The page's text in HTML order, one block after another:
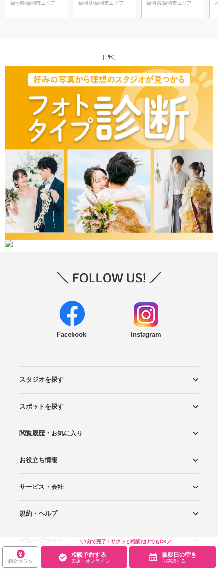
＼1分で完了！サクッと相談だけでもOK／
料金プラン
相談予約する
来店・オンライン
撮影日の空き
を確認する
福岡県/福岡市エリア 福岡県/福岡市エリア 福岡県/福岡市エリア
［PR］
Facebook Instagram
スタジオを探す
エリアから探す
こだわりから探す
NEW PHOTO STYLE
プランから探す
フォトタイプ診断
フォトグラファーから探す
国内リゾートから探す
スポットを探す
ロケーションから探す
スタジオから探す
閲覧履歴・お気に入り
閲覧スタジオ
お気に入り
お役立ち情報
Wedding Photo マガジン
はじめてガイド
サービス・会社
Photoraitとは
スタジオの掲載について
お問い合わせ
運営会社
サイトマップ
規約・ヘルプ
プライバシーポリシー
Wedding Park
Wedding Park 海外
Ringraph